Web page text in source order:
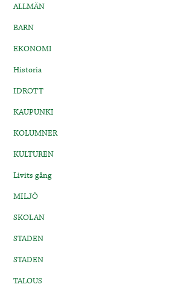
ALLMÄN
BARN
EKONOMI
Historia
IDROTT
KAUPUNKI
KOLUMNER
KULTUREN
Livits gång
MILJÖ
SKOLAN
STADEN
STADEN
TALOUS